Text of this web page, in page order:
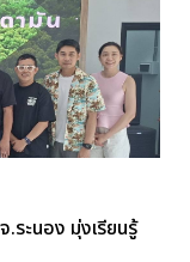
ระนอง มุ่งเรียนรู้